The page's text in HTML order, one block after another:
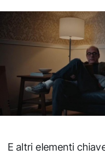
E altri elementi